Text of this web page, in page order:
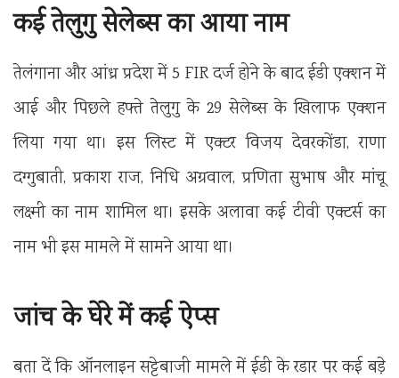
कई तेलुगु सेलेब्स का आया नाम
तेलंगाना और आंध्र प्रदेश में 5 FIR दर्ज होने के बाद ईडी एक्शन में
आई और पिछले हफ्ते तेलुगु के 29 सेलेब्स के खिलाफ एक्शन
लिया गया था। इस लिस्ट में एक्टर विजय देवरकोंडा, राणा
दग्गुबाती, प्रकाश राज, निधि अग्रवाल, प्रणिता सुभाष और मांचू
लक्ष्मी का नाम शामिल था। इसके अलावा कई टीवी एक्टर्स का
नाम भी इस मामले में सामने आया था।
जांच के घेरे में कई ऐप्स
बता दें कि ऑनलाइन सट्टेबाजी मामले में ईडी के रडार पर कई बड़े